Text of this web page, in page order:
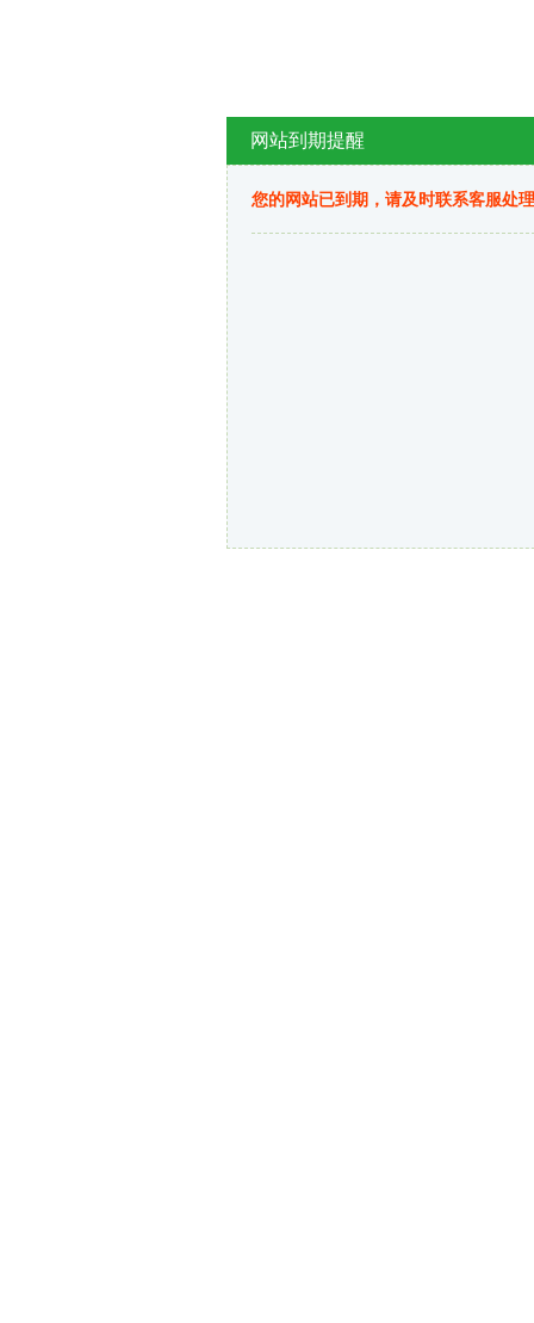
网站到期提醒
您的网站已到期，请及时联系客服处理